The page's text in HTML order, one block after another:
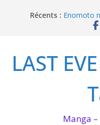
Récents : Enomoto
QUEEN
I’m not in
LAST
Manga